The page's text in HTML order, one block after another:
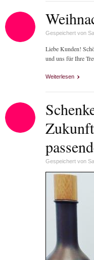
Gespeichert von
Liebe Kunden!
und uns für Ihre
Weiterlesen über
Gespeichert von